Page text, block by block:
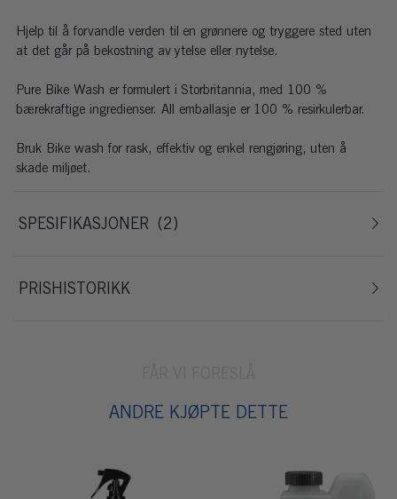
Hjelp til å forvandle verden til en grønnere og tryggere sted uten
at det går på bekostning av ytelse eller nytelse.
Pure Bike Wash er formulert i Storbritannia, med 100 %
bærekraftige ingredienser. All emballasje er 100 % resirkulerbar.
Bruk Bike wash for rask, effektiv og enkel rengjøring, uten å
skade miljøet.
SPESIFIKASJONER 2
PRISHISTORIKK
ANDRE KJØPTE DETTE